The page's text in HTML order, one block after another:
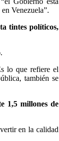
Venezuela”.
tintes políticos,
lo que refiere el
también se
1,5 millones de
en la calidad